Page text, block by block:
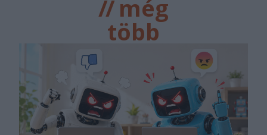
//még
több
főtér.ro